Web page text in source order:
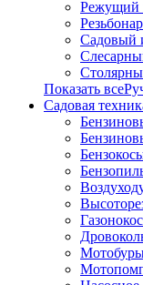
Режущий
Садовый
Показать
Садовая